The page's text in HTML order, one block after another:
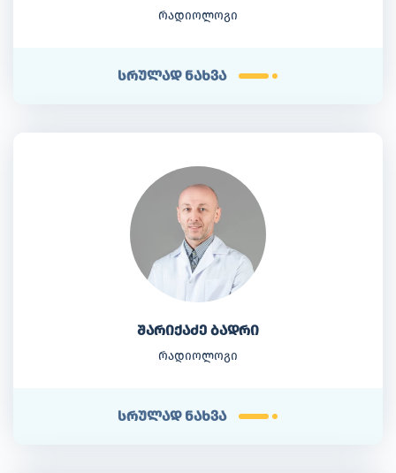
რადიოლოგი
სრულად ნახვა
შარიქაძე ბადრი
რადიოლოგი
სრულად ნახვა